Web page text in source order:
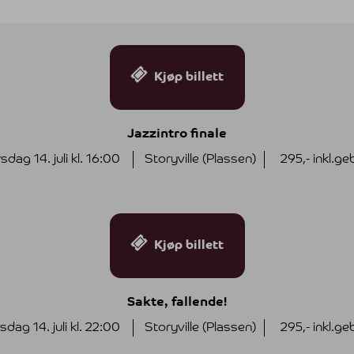
Kjøp billett
Jazzintro finale
14. juli kl. 16:00
Storyville (Plassen) 295,-
Kjøp billett
Sakte, fallende!
14. juli kl. 22:00
Storyville (Plassen) 295,-